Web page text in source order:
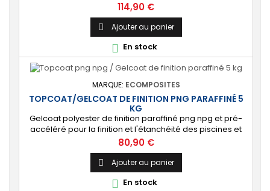
surfaces alimentaires. 🔝 [Contact alimentaire]
Protection aux propriétés alimentaires homologuées,
robuste contre les produits chimiques, les Uvs, et
l'humidité. ⚙️ [Facile à utiliser] Application simple avec un
rouleau enducteur, un...
Prix
114,90 €
 Ajouter au panier
 En stock
MARQUE: ECOMPOSITES
TOPCOAT/GELCOAT DE FINITION PNG PARAFFINÉ 5
KG
Gelcoat polyester de finition paraffiné png npg et pré-
accéléré pour la finition et l'étanchéité des piscines et
bassins. [Finition] : Fournit une couche extérieure lisse
brillante qualité immersion. [Étanche] : Étanchéifie votre
stratification résine et fibre de verre. Livré avec son
catalyseur PMEC 10 cl Couleurs : blanc, noir, incolore, vert,
nuances...
Prix
80,90 €
 Ajouter au panier
 En stock